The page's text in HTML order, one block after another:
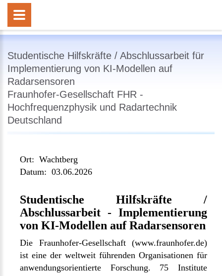
Studentische Hilfskräfte / Abschlussarbeit für
Implementierung von KI-Modellen auf
Radarsensoren
Fraunhofer-Gesellschaft FHR -
Hochfrequenzphysik und Radartechnik
Deutschland
Ort: Wachtberg
Datum: 03.06.2026
Studentische Hilfskräfte /
Abschlussarbeit - Implementierung
von KI-Modellen auf Radarsensoren
Die Fraunhofer-Gesellschaft (www.fraunhofer.de)
ist eine der weltweit führenden Organisationen für
anwendungsorientierte Forschung. 75 Institute